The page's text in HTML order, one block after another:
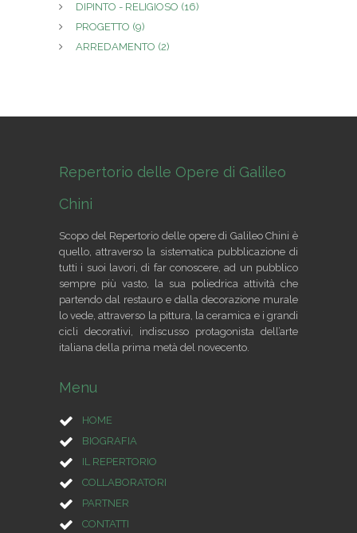
DIPINTO - RELIGIOSO (16)
PROGETTO (9)
ARREDAMENTO (2)
Repertorio delle Opere di Galileo
Chini
Scopo del Repertorio delle opere di Galileo Chini è
quello, attraverso la sistematica pubblicazione di
tutti i suoi lavori, di far conoscere, ad un pubblico
sempre più vasto, la sua poliedrica attività che
partendo dal restauro e dalla decorazione murale
lo vede, attraverso la pittura, la ceramica e i grandi
cicli decorativi, indiscusso protagonista dell’arte
italiana della prima metà del novecento.
Menu
HOME
BIOGRAFIA
IL REPERTORIO
COLLABORATORI
PARTNER
CONTATTI